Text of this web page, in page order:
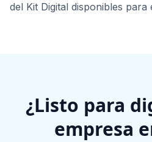
del Kit Digital disponibles para
¿Listo para
empresa